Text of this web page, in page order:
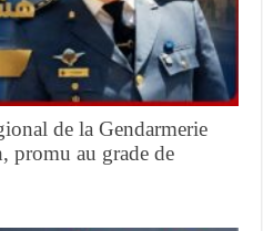
de la Gendarmerie
promu au grade de